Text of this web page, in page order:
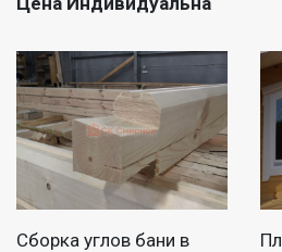
Сборка углов бани в